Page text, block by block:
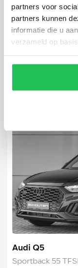
partners voor
partners kunnen
informatie die u
verzameld op
Audi Q4
50 Quattro S-
Audi Q5
Sportback 55